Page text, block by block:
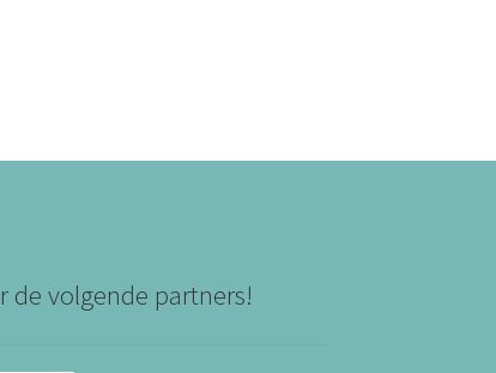
de volgende partners!